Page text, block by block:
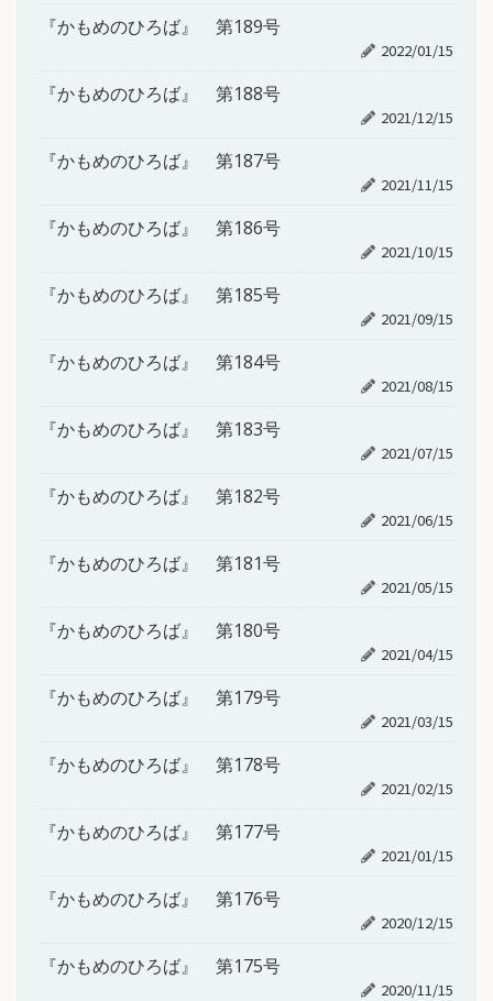
『かもめのひろば』 第189号
2022/01/15
『かもめのひろば』 第188号
2021/12/15
『かもめのひろば』 第187号
2021/11/15
『かもめのひろば』 第186号
2021/10/15
『かもめのひろば』 第185号
2021/09/15
『かもめのひろば』 第184号
2021/08/15
『かもめのひろば』 第183号
2021/07/15
『かもめのひろば』 第182号
2021/06/15
『かもめのひろば』 第181号
2021/05/15
『かもめのひろば』 第180号
2021/04/15
『かもめのひろば』 第179号
2021/03/15
『かもめのひろば』 第178号
2021/02/15
『かもめのひろば』 第177号
2021/01/15
『かもめのひろば』 第176号
2020/12/15
『かもめのひろば』 第175号
2020/11/15